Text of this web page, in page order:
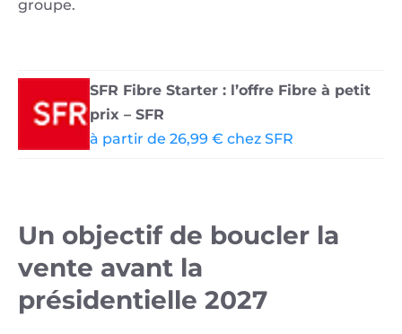
groupe.
SFR Fibre Starter : l’offre Fibre à petit
prix – SFR
à partir de 26,99 € chez SFR
Un objectif de boucler la
vente avant la
présidentielle 2027